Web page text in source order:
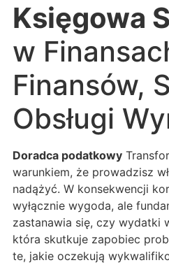
Księgowa
w
Finansów,
Obsługi
Doradca podatkowy
warunkiem, że prowadzisz
nadążyć. W konsekwencji
wyłącznie wygoda, ale
zastanawia się, czy wydatki
która skutkuje zapobiec
te, jakie oczekują